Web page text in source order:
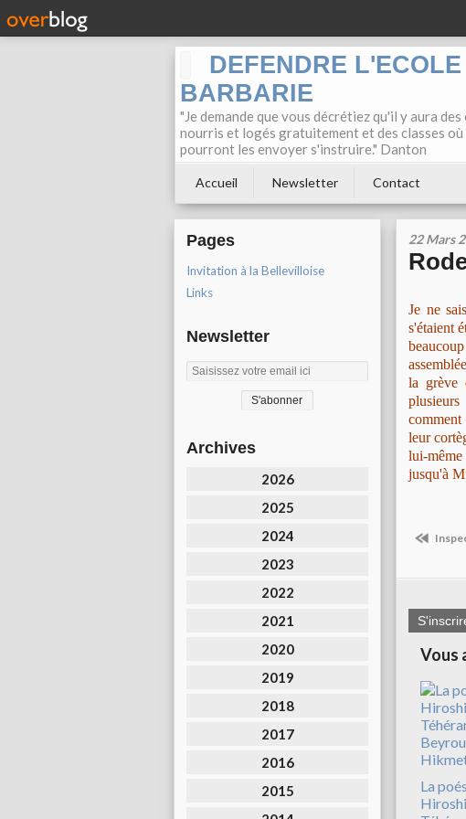
DEFENDRE
BARBARIE
"Je demande que vous décrétiez qu'il y aura
nourris et logés gratuitement et des classes
pourront les envoyer s'instruire." Danton
Accueil Newsletter Contact
Pages
Invitation à la Bellevilloise
Links
Newsletter
Archives
2026
2025
2024
2023
2022
2021
2020
2019
2018
2017
2016
2015
22 Mars
Je ne
s'étaient
la grève
leur
lui-
jusqu'à
Vous
La